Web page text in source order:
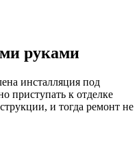
руками
инсталляция под
приступать к отделке
и тогда ремонт не